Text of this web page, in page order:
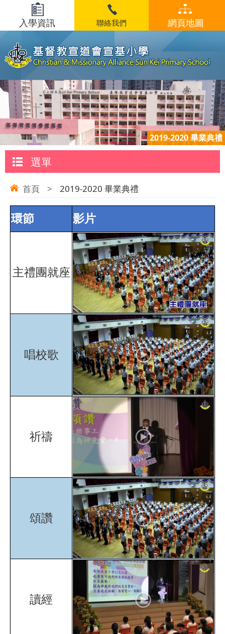
入學資訊 聯絡我們 網頁地圖
2019-2020 畢業典禮
選單
首頁 > 2019-2020 畢業典禮
環節 影片
主禮團就座
唱校歌
祈禱
頌讚
讀經